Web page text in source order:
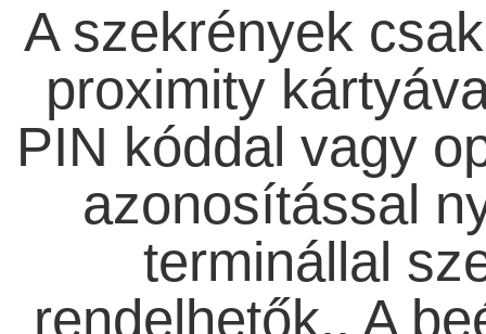
A szekrények
proximity
PIN kóddal vagy
azonosítással
terminállal
rendelhetők.. A